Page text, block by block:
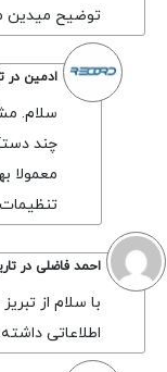
توضیح میدین
ادمین در
سلام.
چند
معمولا
احمد فاضلی در
با سلام از
اطلاعاتی